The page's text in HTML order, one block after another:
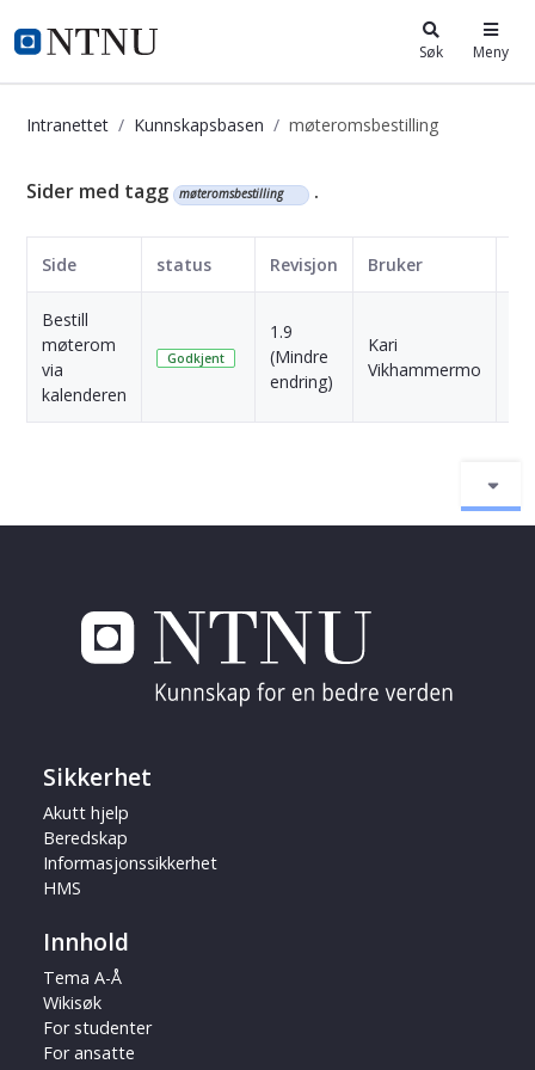
i.ntnu.no Søk Meny
Intranettet Kunnskapsbasen møteromsbestilling
Kunnskapsbasen
Sider med tagg møteromsbestilling .
Side status Revisjon Bruker
Bestill
møterom
via
kalenderen
Godkjent
1.9
(Mindre
endring)
Kari
Vikhammermo
Sikkerhet
Akutt hjelp
Beredskap
Informasjonssikkerhet
HMS
Innhold
Tema A-Å
Wikisøk
For studenter
For ansatte